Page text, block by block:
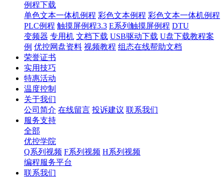
例程下载
单色文本一体机例程 彩色文本例程 彩色文本一体机例程
PLC例程 触摸屏例程3.3 E系列触摸屏例程 DTU
变频器 专用机 文档下载 USB驱动下载 U盘下载教程案
例 优控网盘资料 视频教程 组态在线帮助文档
荣誉证书
实用技巧
特惠活动
温度控制
关于我们
公司简介 在线留言 投诉建议 联系我们
服务支持
全部
优控学院
Q系列视频 F系列视频 H系列视频
编程服务平台
联系我们